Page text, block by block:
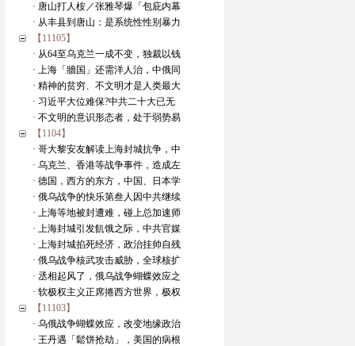
· 唐山打人桉／张雅琴爆「包庇内幕
· 从丰县到唐山：是系统性性别暴力
【11105】
· 从64至乌克兰一成不变，独裁以钱
· 上海「牆国」还需洋人治，中俄同
· 精神的贫穷、不文明才是人类最大
· 习近平大位难保?中共二十大已无
· 不文明的意识形态者，处于弱势易
【1104】
· 哥大黎安友解读上海封城抗争，中
· 乌克兰、香港等战争事件，造成左
· 德国，西方的东方，中国、日本学
· 俄乌战争的快乐第叁人因中共继续
· 上海等地被封遭难，碰上总加速师
· 上海封城引发飢饿之际，中共官媒
· 上海封城掐死经济，政治挂帅自残
· 俄乌战争核武攻击威胁，全球核扩
· 丞相起风了，俄乌战争蝴蝶效应之
· 软极权主义正席捲西方世界，极权
【11103】
· 乌俄战争蝴蝶效应，改变地缘政治
· 王丹遇「鬆饼抢劫」，美国的病根